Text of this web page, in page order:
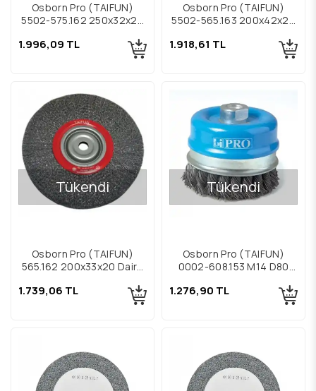
Osborn Pro (TAIFUN)
5502-575.162 250x32x20
1.996,09 TL
Osborn Pro (TAIFUN)
5502-565.163 200x42x20
1.918,61 TL
Tükendi
Osborn Pro (TAIFUN)
565.162 200x33x20 Daire
1.739,06 TL
Tükendi
Osborn Pro (TAIFUN)
0002-608.153 M14 D80
1.276,90 TL